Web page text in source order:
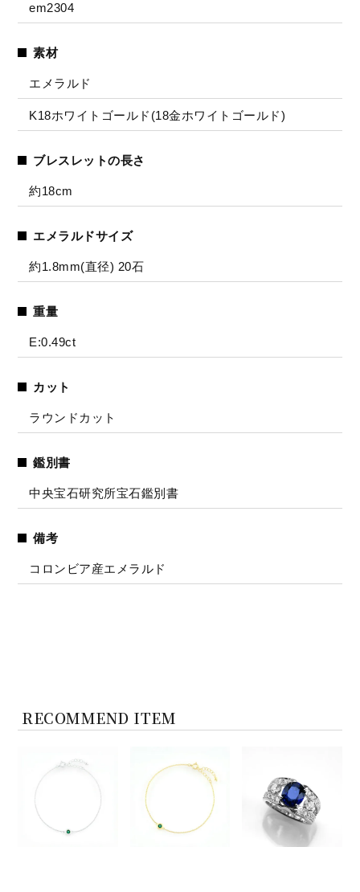
em2304
素材
エメラルド
K18ホワイトゴールド(18金ホワイトゴールド)
ブレスレットの長さ
約18cm
エメラルドサイズ
約1.8mm(直径) 20石
重量
E:0.49ct
カット
ラウンドカット
鑑別書
中央宝石研究所宝石鑑別書
備考
コロンビア産エメラルド
RECOMMEND ITEM